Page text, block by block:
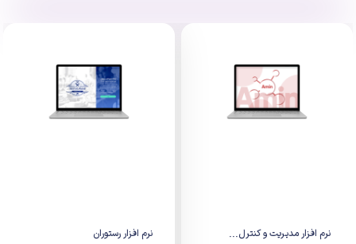
برای تصمیم‌گیری بهتر در سازمان است.
در حالت کلی، هوش تجاری از داده‌ها و اطلاعات سازمانی به
عنوان دارای ارزش استفاده می‌کند و با استفاده از ابزارهای
نقش اساسی در بهینه‌سازی عملکرد و رشد سازمان‌ها ایفا
نرم افزار مدیریت و کنترل... نرم افزار رستوران